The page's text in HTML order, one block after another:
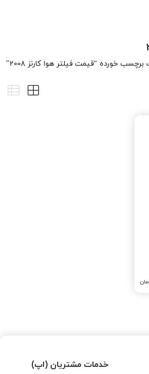
خورده “قیمت فیلتر هوا کارنز 2008”
خدمات مشتریان (اپ)